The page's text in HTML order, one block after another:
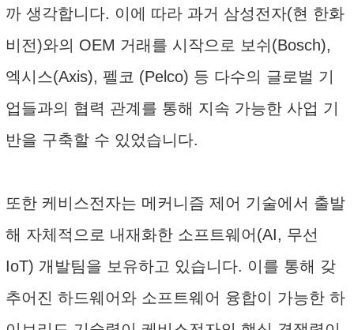
까 생각합니다. 이에 따라 과거 삼성전자(현 한화
비전)와의 OEM 거래를 시작으로 보쉬(Bosch),
엑시스(Axis), 펠코 (Pelco) 등 다수의 글로벌 기
업들과의 협력 관계를 통해 지속 가능한 사업 기
반을 구축할 수 있었습니다.
또한 케비스전자는 메커니즘 제어 기술에서 출발
해 자체적으로 내재화한 소프트웨어(AI, 무선
IoT) 개발팀을 보유하고 있습니다. 이를 통해 갖
추어진 하드웨어와 소프트웨어 융합이 가능한 하